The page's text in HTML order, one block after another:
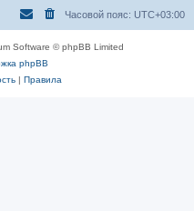
Часовой пояс: UTC+03:00
Software © phpBB Limited
phpBB
| Правила